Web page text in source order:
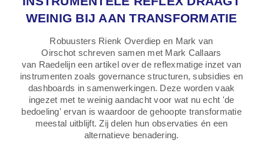
WEINIG BIJ AAN TRANSFORMATIE
Robuusters Rienk Overdiep en Mark van
Oirschot schreven samen met Mark Callaars
van Raedelijn een artikel over de reflexmatige inzet van
instrumenten zoals governance structuren, subsidies en
dashboards in samenwerkingen. Deze worden vaak
ingezet met te weinig aandacht voor wat nu echt 'de
bedoeling' ervan is waardoor de gehoopte transformatie
meestal uitblijft. Zij delen hun observaties én een
alternatieve benadering.